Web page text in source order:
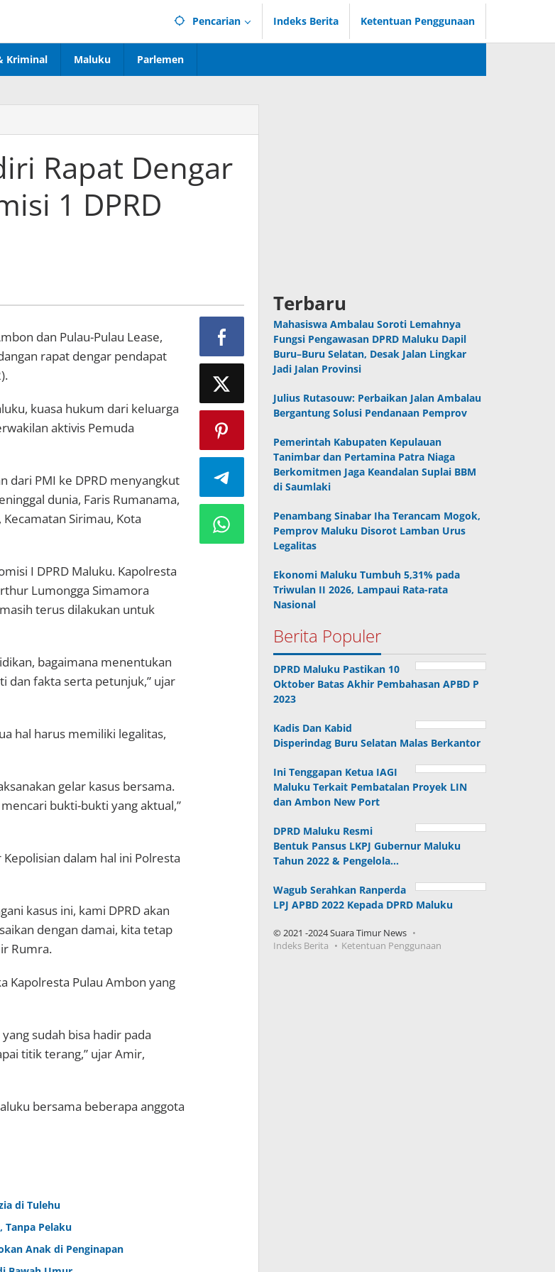
Pencarian Indeks Berita Ketentuan Penggunaan
Kriminal Maluku Parlemen
Rapat Dengar
1 DPRD
dan Pulau-Pulau Lease,
rapat dengar pendapat
kuasa hukum dari keluarga
aktivis Pemuda
dari PMI ke DPRD menyangkut
dunia, Faris Rumanama,
Sirimau, Kota
I DPRD Maluku. Kapolresta
Lumongga Simamora
terus dilakukan untuk
bagaimana menentukan
dan fakta serta petunjuk,” ujar
hal harus memiliki legalitas,
gelar kasus bersama.
bukti-bukti yang aktual,”
dalam hal ini Polresta
kasus ini, kami DPRD akan
dengan damai, kita tetap
Rumra.
Kapolresta Pulau Ambon yang
sudah bisa hadir pada
titik terang,” ujar Amir,
bersama beberapa anggota
di Tulehu
Tanpa Pelaku
Anak di Penginapan
Terbaru
Mahasiswa Ambalau Soroti Lemahnya
Fungsi Pengawasan DPRD Maluku Dapil
Buru–Buru Selatan, Desak Jalan Lingkar
Jadi Jalan Provinsi
Julius Rutasouw: Perbaikan Jalan Ambalau
Bergantung Solusi Pendanaan Pemprov
Pemerintah Kabupaten Kepulauan
Tanimbar dan Pertamina Patra Niaga
Berkomitmen Jaga Keandalan Suplai BBM
di Saumlaki
Penambang Sinabar Iha Terancam Mogok,
Pemprov Maluku Disorot Lamban Urus
Legalitas
Ekonomi Maluku Tumbuh 5,31% pada
Triwulan II 2026, Lampaui Rata-rata
Nasional
Berita Populer
DPRD Maluku Pastikan 10
Oktober Batas Akhir Pembahasan APBD P
2023
Kadis Dan Kabid
Disperindag Buru Selatan Malas Berkantor
Ini Tenggapan Ketua IAGI
Maluku Terkait Pembatalan Proyek LIN
dan Ambon New Port
DPRD Maluku Resmi
Bentuk Pansus LKPJ Gubernur Maluku
Tahun 2022 & Pengelola…
Wagub Serahkan Ranperda
LPJ APBD 2022 Kepada DPRD Maluku
© 2021 -2024 Suara Timur News
Indeks Berita
Ketentuan Penggunaan